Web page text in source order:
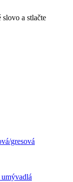
a stlačte
gresová